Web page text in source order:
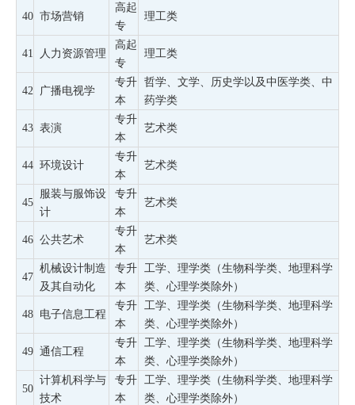
40 市场营销
高起
专
理工类
41 人力资源管理
高起
专
理工类
42 广播电视学
专升
本
哲学、文学、历史学以及中医学类、中
药学类
43 表演
专升
本
艺术类
44 环境设计
专升
本
艺术类
45
服装与服饰设
计
专升
本
艺术类
46 公共艺术
专升
本
艺术类
47
机械设计制造
及其自动化
专升
本
工学、理学类（生物科学类、地理科学
类、心理学类除外）
48 电子信息工程
专升
本
工学、理学类（生物科学类、地理科学
类、心理学类除外）
49 通信工程
专升
本
工学、理学类（生物科学类、地理科学
类、心理学类除外）
50
计算机科学与
技术
专升
本
工学、理学类（生物科学类、地理科学
类、心理学类除外）